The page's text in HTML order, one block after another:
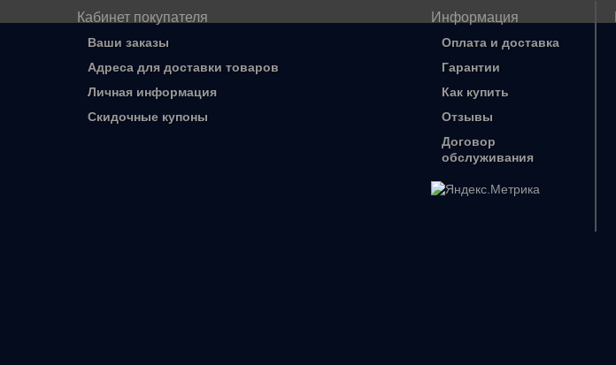
Кабинет покупателя
Ваши заказы
Адреса для доставки товаров
Личная информация
Скидочные купоны
Информация
Оплата и доставка
Гарантии
Как купить
Отзывы
Договор
обслуживания